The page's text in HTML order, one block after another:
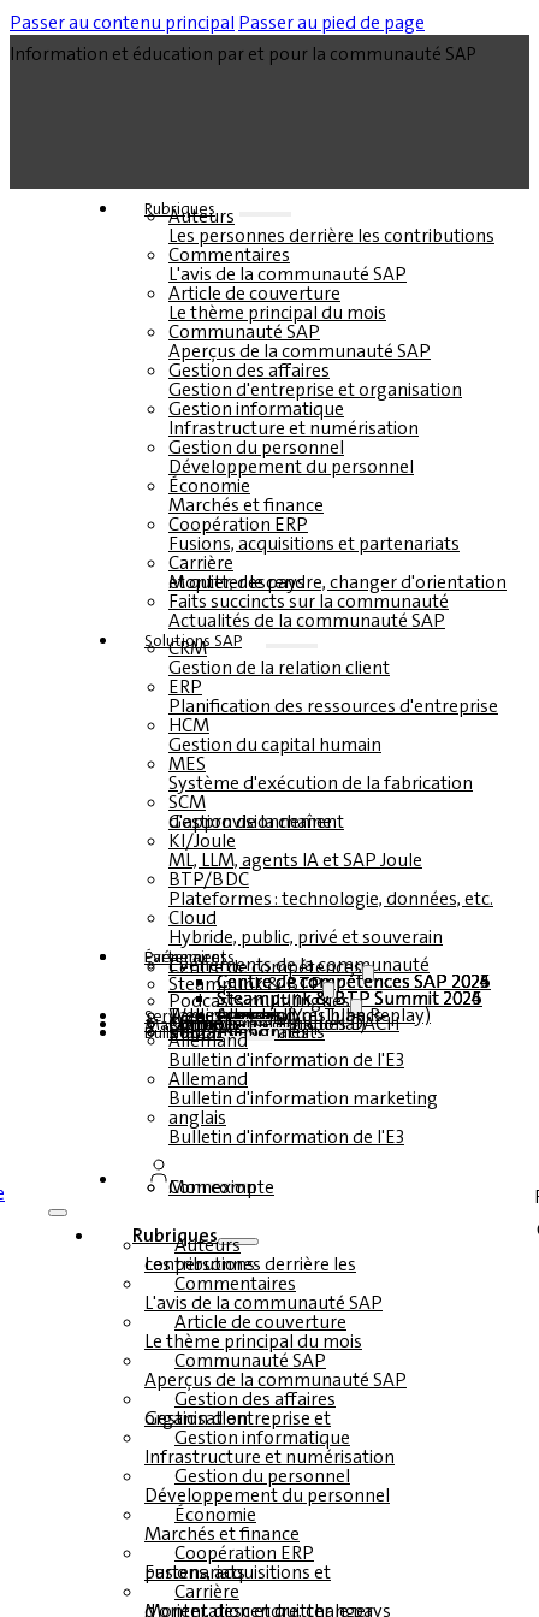
Passer au contenu principal Passer au pied de page
Information et éducation par et pour la communauté SAP
Rubriques
Auteurs
Les personnes derrière les contributions
Commentaires
L'avis de la communauté SAP
Article de couverture
Le thème principal du mois
Communauté SAP
Aperçus de la communauté SAP
Gestion des affaires
Gestion d'entreprise et organisation
Gestion informatique
Infrastructure et numérisation
Gestion du personnel
Développement du personnel
Économie
Marchés et finance
Coopération ERP
Fusions, acquisitions et partenariats
Carrière
Monter, descendre, changer d'orientation et quitter le pays
Faits succincts sur la communauté
Actualités de la communauté SAP
Solutions SAP
CRM
Gestion de la relation client
ERP
Planification des ressources d'entreprise
HCM
Gestion du capital humain
MES
Système d'exécution de la fabrication
SCM
Gestion de la chaîne d'approvisionnement
KI/Joule
ML, LLM, agents IA et SAP Joule
BTP/BDC
Plateformes : technologie, données, etc.
Cloud
Hybride, public, privé et souverain
Partenaires
Événements
Événements de la communauté
Centre de compétences
Centre de compétences SAP 2026
Centre de compétences SAP 2025
Centre de compétences SAP 2024
Centre de compétences SAP 2023
Steampunk & BTP
Steampunk & BTP Summit 2026
Steampunk & BTP Summit 2025
Steampunk & BTP Summit 2024
Podcasts multilingues
Allemand
anglais
espagnol
français
Tables rondes (YouTube Replay)
Webinaires et livres blancs
Service
Formulaires
Contact
Données médiatiques DACH
Kit média (international)
Magazine
s'abonner ici
pour les abonnés
magazines gratuits
Bulletin
Allemand
Bulletin d'information de l'E3
Allemand
Bulletin d'information marketing
anglais
Bulletin d'information de l'E3
Connexion
Mon compte
Rubriques
Auteurs
Les personnes derrière les contributions
Commentaires
L'avis de la communauté SAP
Article de couverture
Le thème principal du mois
Communauté SAP
Aperçus de la communauté SAP
Gestion des affaires
Gestion d'entreprise et organisation
Gestion informatique
Infrastructure et numérisation
Gestion du personnel
Développement du personnel
Économie
Marchés et finance
Coopération ERP
Fusions, acquisitions et partenariats
Carrière
Monter, descendre, changer d'orientation et quitter le pays